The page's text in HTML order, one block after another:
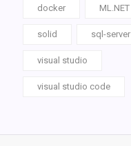
docker ML.NET
solid sql-server
visual studio
visual studio code